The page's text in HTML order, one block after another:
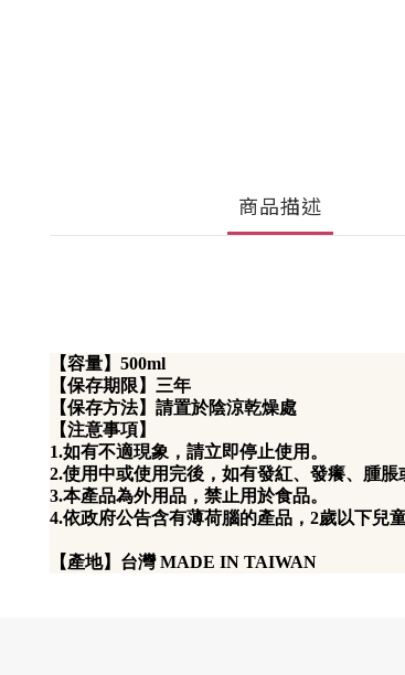
商品描述
【容量】500ml
【保存期限】三年
【保存方法】請置於陰涼乾燥處
【注意事項】
1.如有不適現象，請立即停止使用。
2.使用中或使用完後，如有發紅、發癢、腫
3.本產品為外用品，禁止用於食品。
4.依政府公告含有薄荷腦的產品，2歲以下兒
【產地】台灣 MADE IN TAIWAN